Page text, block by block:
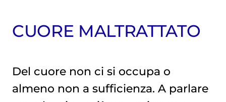
CUORE MALTRATTATO
Del cuore non ci si occupa o
almeno non a sufficienza. A parlare